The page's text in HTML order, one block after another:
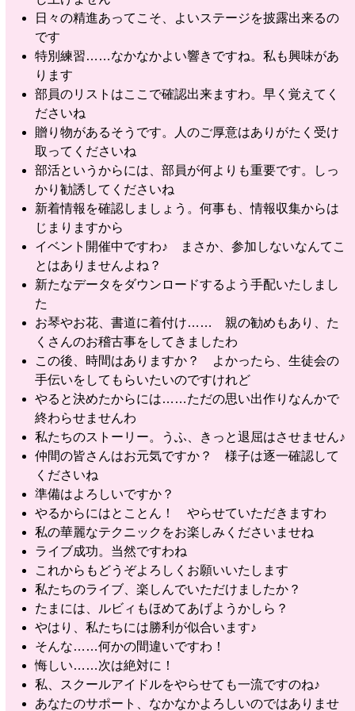
日々の精進あってこそ、よいステージを披露出来るの
です
特別練習……なかなかよい響きですね。私も興味があ
ります
部員のリストはここで確認出来ますわ。早く覚えてく
ださいね
贈り物があるそうです。人のご厚意はありがたく受け
取ってくださいね
部活というからには、部員が何よりも重要です。しっ
かり勧誘してくださいね
新着情報を確認しましょう。何事も、情報収集からは
じまりますから
イベント開催中ですわ♪ まさか、参加しないなんてこ
とはありませんよね？
新たなデータをダウンロードするよう手配いたしまし
た
お琴やお花、書道に着付け…… 親の勧めもあり、た
くさんのお稽古事をしてきましたわ
この後、時間はありますか？ よかったら、生徒会の
手伝いをしてもらいたいのですけれど
やると決めたからには……ただの思い出作りなんかで
終わらせませんわ
私たちのストーリー。うふ、きっと退屈はさせません♪
仲間の皆さんはお元気ですか？ 様子は逐一確認して
くださいね
準備はよろしいですか？
やるからにはとことん！ やらせていただきますわ
私の華麗なテクニックをお楽しみくださいませね
ライブ成功。当然ですわね
これからもどうぞよろしくお願いいたします
私たちのライブ、楽しんでいただけましたか？
たまには、ルビィもほめてあげようかしら？
やはり、私たちには勝利が似合います♪
そんな……何かの間違いですわ！
悔しい……次は絶対に！
私、スクールアイドルをやらせても一流ですのね♪
あなたのサポート、なかなかよろしいのではありませ